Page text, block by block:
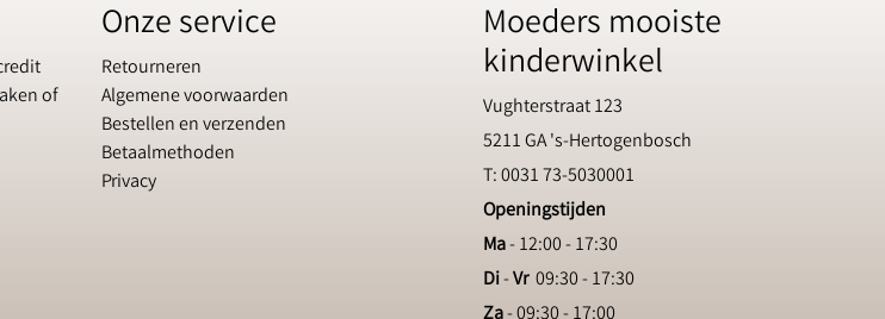
of
Onze service
Retourneren
Algemene voorwaarden
Bestellen en verzenden
Betaalmethoden
Privacy
Moeders mooiste
kinderwinkel
Vughterstraat 123
5211 GA 's-Hertogenbosch
T: 0031 73-5030001
Openingstijden
Ma- 12:00 - 17:30
Di-Vr09:30 - 17:30